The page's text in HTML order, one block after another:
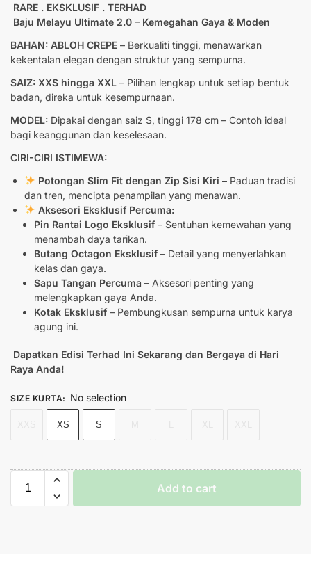
RARE . EKSKLUSIF . TERHAD
Baju Melayu Ultimate 2.0 – Kemegahan Gaya & Moden
BAHAN: ABLOH CREPE – Berkualiti tinggi, menawarkan
kekentalan elegan dengan struktur yang sempurna.
SAIZ: XXS hingga XXL – Pilihan lengkap untuk setiap bentuk
badan, direka untuk kesempurnaan.
MODEL: Dipakai dengan saiz S, tinggi 178 cm – Contoh ideal
bagi keanggunan dan keselesaan.
CIRI-CIRI ISTIMEWA:
Potongan Slim Fit dengan Zip Sisi Kiri –Paduan tradisi
dan tren, mencipta penampilan yang menawan.
Aksesori Eksklusif Percuma:
Pin Rantai Logo Eksklusif – Sentuhan kemewahan yang
menambah daya tarikan.
Butang Octagon Eksklusif – Detail yang menyerlahkan
kelas dan gaya.
Sapu Tangan Percuma – Aksesori penting yang
melengkapkan gaya Anda.
Kotak Eksklusif – Pembungkusan sempurna untuk karya
agung ini.
Dapatkan Edisi Terhad Ini Sekarang dan Bergaya di Hari
Raya Anda!
SIZE KURTA: No selection
XS S
Add to cart